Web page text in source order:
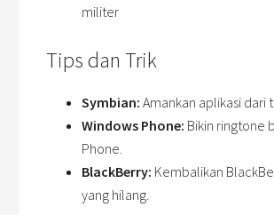
militer
Tips dan Trik
Symbian: Amankan aplikasi dari
Windows Phone: Bikin ringtone
Phone.
BlackBerry: Kembalikan
yang hilang.